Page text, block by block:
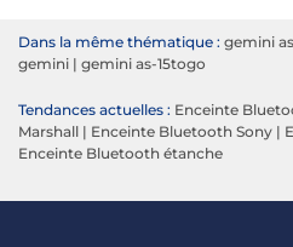
Dans la même thématique : gemini as
gemini | gemini as-15togo
Tendances actuelles : Enceinte
Marshall | Enceinte Bluetooth Sony |
Enceinte Bluetooth étanche